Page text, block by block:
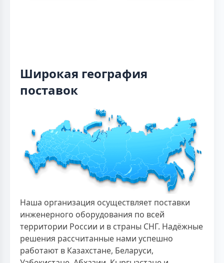
Широкая география
поставок
Наша организация осуществляет поставки
инженерного оборудования по всей
территории России и в страны СНГ. Надёжные
решения рассчитанные нами успешно
работают в Казахстане, Беларуси,